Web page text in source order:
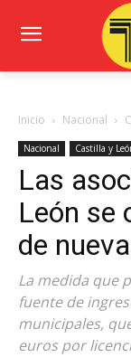
Inicio Nacional
Nacional Castilla y
Las
León se
de
La medida que
fuente de
municipales,
euros por